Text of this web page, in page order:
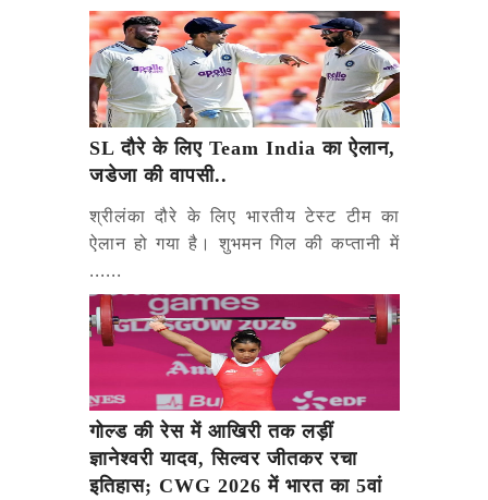
SL दौरे के लिए Team India का ऐलान,
जडेजा की वापसी..
श्रीलंका दौरे के लिए भारतीय टेस्ट टीम का
ऐलान हो गया है। शुभमन गिल की कप्तानी में
......
गोल्ड की रेस में आखिरी तक लड़ीं
ज्ञानेश्वरी यादव, सिल्वर जीतकर रचा
इतिहास; CWG 2026 में भारत का 5वां